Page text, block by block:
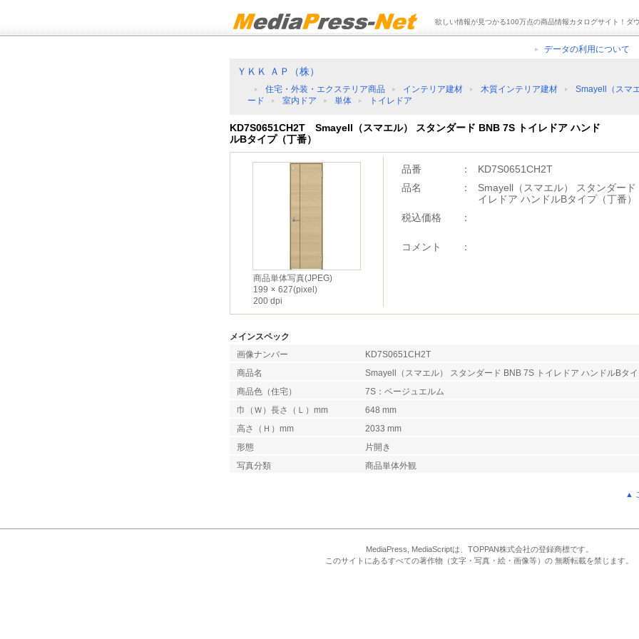
欲しい情報が見つかる100万点の商品情報カタログサイト！ダ
データの利用について
ＹＫＫ ＡＰ（株）
住宅・外装・エクステリア商品 インテリア建材 木質インテリア建材 Smayell（スマエ
ード
室内ドア 単体 トイレドア
KD7S0651CH2T Smayell（スマエル） スタンダード BNB 7S トイレドア ハンド
ルBタイプ（丁番）
商品単体写真(JPEG)
199
627(pixel)
200 dpi
品番 ：
KD7S0651CH2T
品名
：
Smayell（スマエル） スタンダード
イレドア ハンドルBタイプ（丁番）
税込価格
：
コメント ：
メインスペック
画像ナンバー
KD7S0651CH2T
商品名
Smayell（スマエル） スタンダード BNB 7S トイレドア ハンドルBタイ
商品色（住宅）
7S：ベージュエルム
巾（Ｗ）長さ（Ｌ）mm
648 mm
高さ（Ｈ）mm
2033 mm
形態
片開き
写真分類
商品単体外観
▲
MediaPress, MediaScriptは、TOPPAN株式会社の登録商標です。
このサイトにあるすべての著作物（文字・写真・絵・画像等）の 無断転載を禁じます。